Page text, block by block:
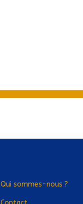
Qui sommes-nous ?